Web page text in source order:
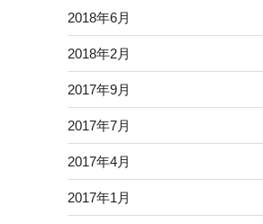
2018年6月
2018年2月
2017年9月
2017年7月
2017年4月
2017年1月